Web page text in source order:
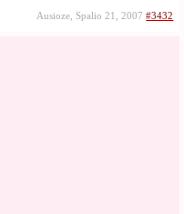
Ausioze, Spalio 21, 2007#3432